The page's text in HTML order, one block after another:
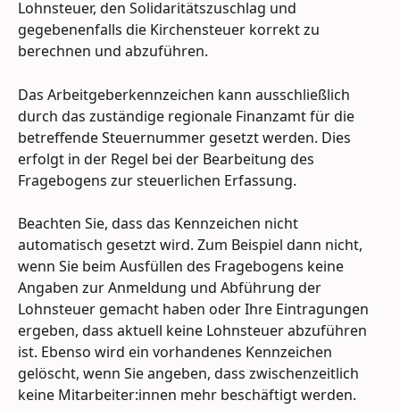
Lohnsteuer, den Solidaritätszuschlag und
gegebenenfalls die Kirchensteuer korrekt zu
berechnen und abzuführen.
Das Arbeitgeberkennzeichen kann ausschließlich
durch das zuständige regionale Finanzamt für die
betreffende Steuernummer gesetzt werden. Dies
erfolgt in der Regel bei der Bearbeitung des
Fragebogens zur steuerlichen Erfassung.
Beachten Sie, dass das Kennzeichen nicht
automatisch gesetzt wird. Zum Beispiel dann nicht,
wenn Sie beim Ausfüllen des Fragebogens keine
Angaben zur Anmeldung und Abführung der
Lohnsteuer gemacht haben oder Ihre Eintragungen
ergeben, dass aktuell keine Lohnsteuer abzuführen
ist. Ebenso wird ein vorhandenes Kennzeichen
gelöscht, wenn Sie angeben, dass zwischenzeitlich
keine Mitarbeiter:innen mehr beschäftigt werden.